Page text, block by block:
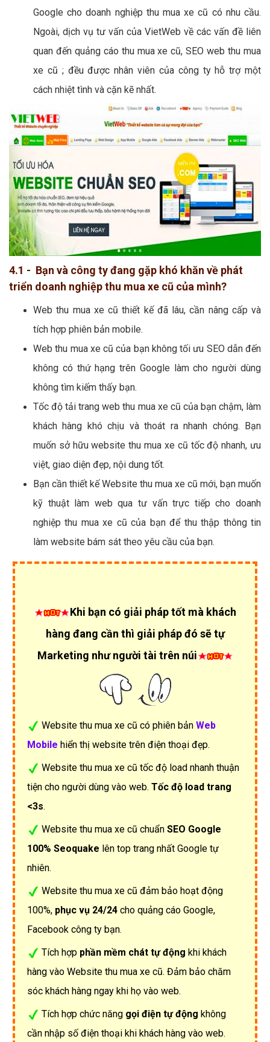
Google cho doanh nghiệp thu mua xe cũ có nhu cầu.
Ngoài, dịch vụ tư vấn của VietWeb về các vấn đề liên
quan đến quảng cáo thu mua xe cũ, SEO web thu mua
xe cũ ; đều được nhân viên của công ty hỗ trợ một
cách nhiệt tình và cặn kẽ nhất.
4.1 - Bạn và công ty đang gặp khó khăn về phát
triển doanh nghiệp thu mua xe cũ của mình?
Web thu mua xe cũ thiết kế đã lâu, cần nâng cấp và
tích hợp phiên bản mobile.
Web thu mua xe cũ của bạn không tối ưu SEO dẫn đến
không có thứ hạng trên Google làm cho người dùng
không tìm kiếm thấy bạn.
Tốc độ tải trang web thu mua xe cũ của bạn chậm, làm
khách hàng khó chịu và thoát ra nhanh chóng. Bạn
muốn sở hữu website thu mua xe cũ tốc độ nhanh, ưu
việt, giao diện đẹp, nội dung tốt.
Bạn cần thiết kế Website thu mua xe cũ mới, bạn muốn
kỹ thuật làm web qua tư vấn trực tiếp cho doanh
nghiệp thu mua xe cũ của bạn để thu thập thông tin
làm website bám sát theo yêu cầu của bạn.
Khi bạn có giải pháp tốt mà khách
hàng đang cần thì giải pháp đó sẽ tự
Marketing như người tài trên núi
Website thu mua xe cũ có phiên bản Web
Mobile hiển thị website trên điện thoại đẹp.
Website thu mua xe cũ tốc độ load nhanh thuận
tiện cho người dùng vào web. Tốc độ load trang
<3s.
Website thu mua xe cũ chuẩn SEO Google
100% Seoquake lên top trang nhất Google tự
nhiên.
Website thu mua xe cũ đảm bảo hoạt động
100%, phục vụ 24/24 cho quảng cáo Google,
Facebook công ty bạn.
Tích hợp phần mềm chát tự động khi khách
hàng vào Website thu mua xe cũ. Đảm bảo chăm
sóc khách hàng ngay khi họ vào web.
Tích hợp chức năng gọi điện tự động không
cần nhập số điện thoại khi khách hàng vào web.